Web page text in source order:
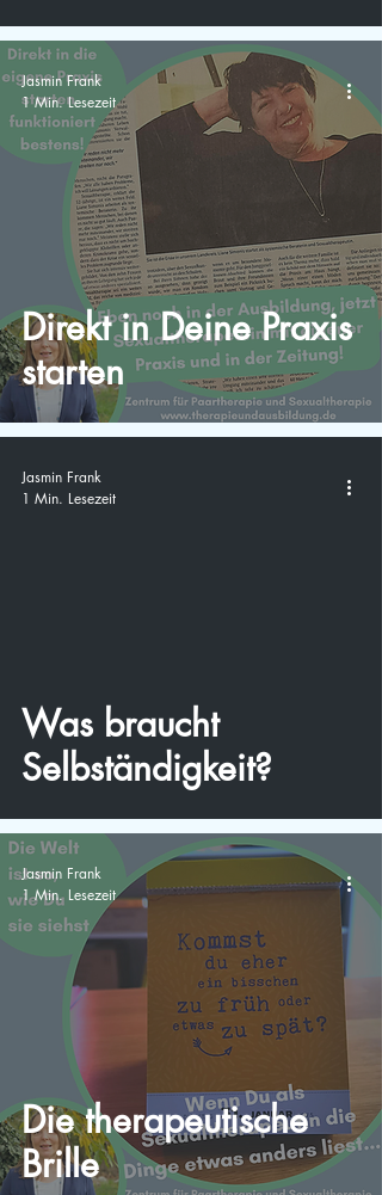
Direkt in Deine Praxis
starten
Jasmin Frank
1 Min. Lesezeit
Was braucht
Selbständigkeit?
Jasmin Frank
1 Min. Lesezeit
Die therapeutische
Brille
Jasmin Frank
1 Min. Lesezeit